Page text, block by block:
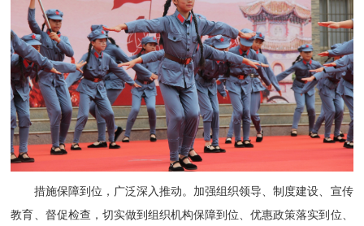
措施保障到位，广泛深入推动。加强组织领导、制度建设、宣传
教育、督促检查，切实做到组织机构保障到位、优惠政策落实到位、